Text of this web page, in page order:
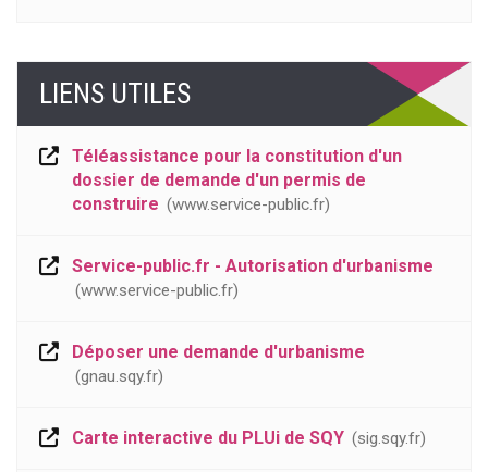
LIENS UTILES
Téléassistance pour la constitution d'un
dossier de demande d'un permis de
construire
www.service-public.fr
Service-public.fr - Autorisation d'urbanisme
www.service-public.fr
Déposer une demande d'urbanisme
gnau.sqy.fr
Carte interactive du PLUi de SQY sig.sqy.fr